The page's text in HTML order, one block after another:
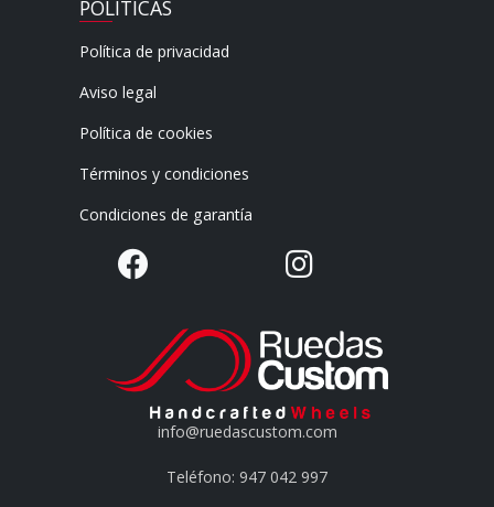
POLÍTICAS
Política de privacidad
Aviso legal
Política de cookies
Términos y condiciones
Condiciones de garantía
info@ruedascustom.com
Teléfono: 947 042 997